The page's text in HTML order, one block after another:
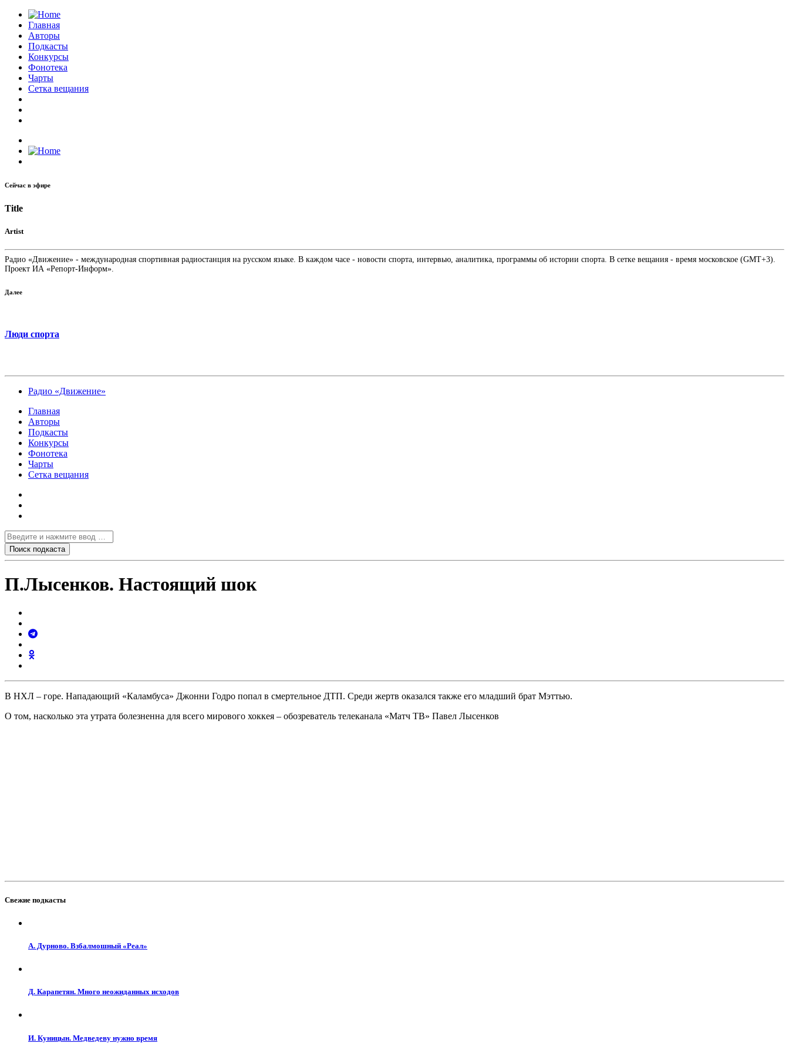
Главная
Авторы
Подкасты
Конкурсы
Фонотека
Чарты
Сетка вещания
Сейчас в эфире
Title
Artist
Радио «Движение» - международная спортивная радиостанция на русском языке. В каждом часе - новости спорта, интервью, аналитика, программы об истории спорта. В сетке вещания - время московское (GMT+3).
Проект ИА «Репорт-Информ».
Далее
Люди спорта
Радио «Движение»
Главная
Авторы
Подкасты
Конкурсы
Фонотека
Чарты
Сетка вещания
П.Лысенков. Настоящий шок
В НХЛ – горе. Нападающий «Каламбуса» Джонни Годро попал в смертельное ДТП. Среди жертв оказался также его младший брат Мэттью.
О том, насколько эта утрата болезненна для всего мирового хоккея – обозреватель телеканала «Матч ТВ» Павел Лысенков
Свежие подкасты
А. Дурново. Взбалмошный «Реал»
Д. Карапетян. Много неожиданных исходов
И. Куницын. Медведеву нужно время